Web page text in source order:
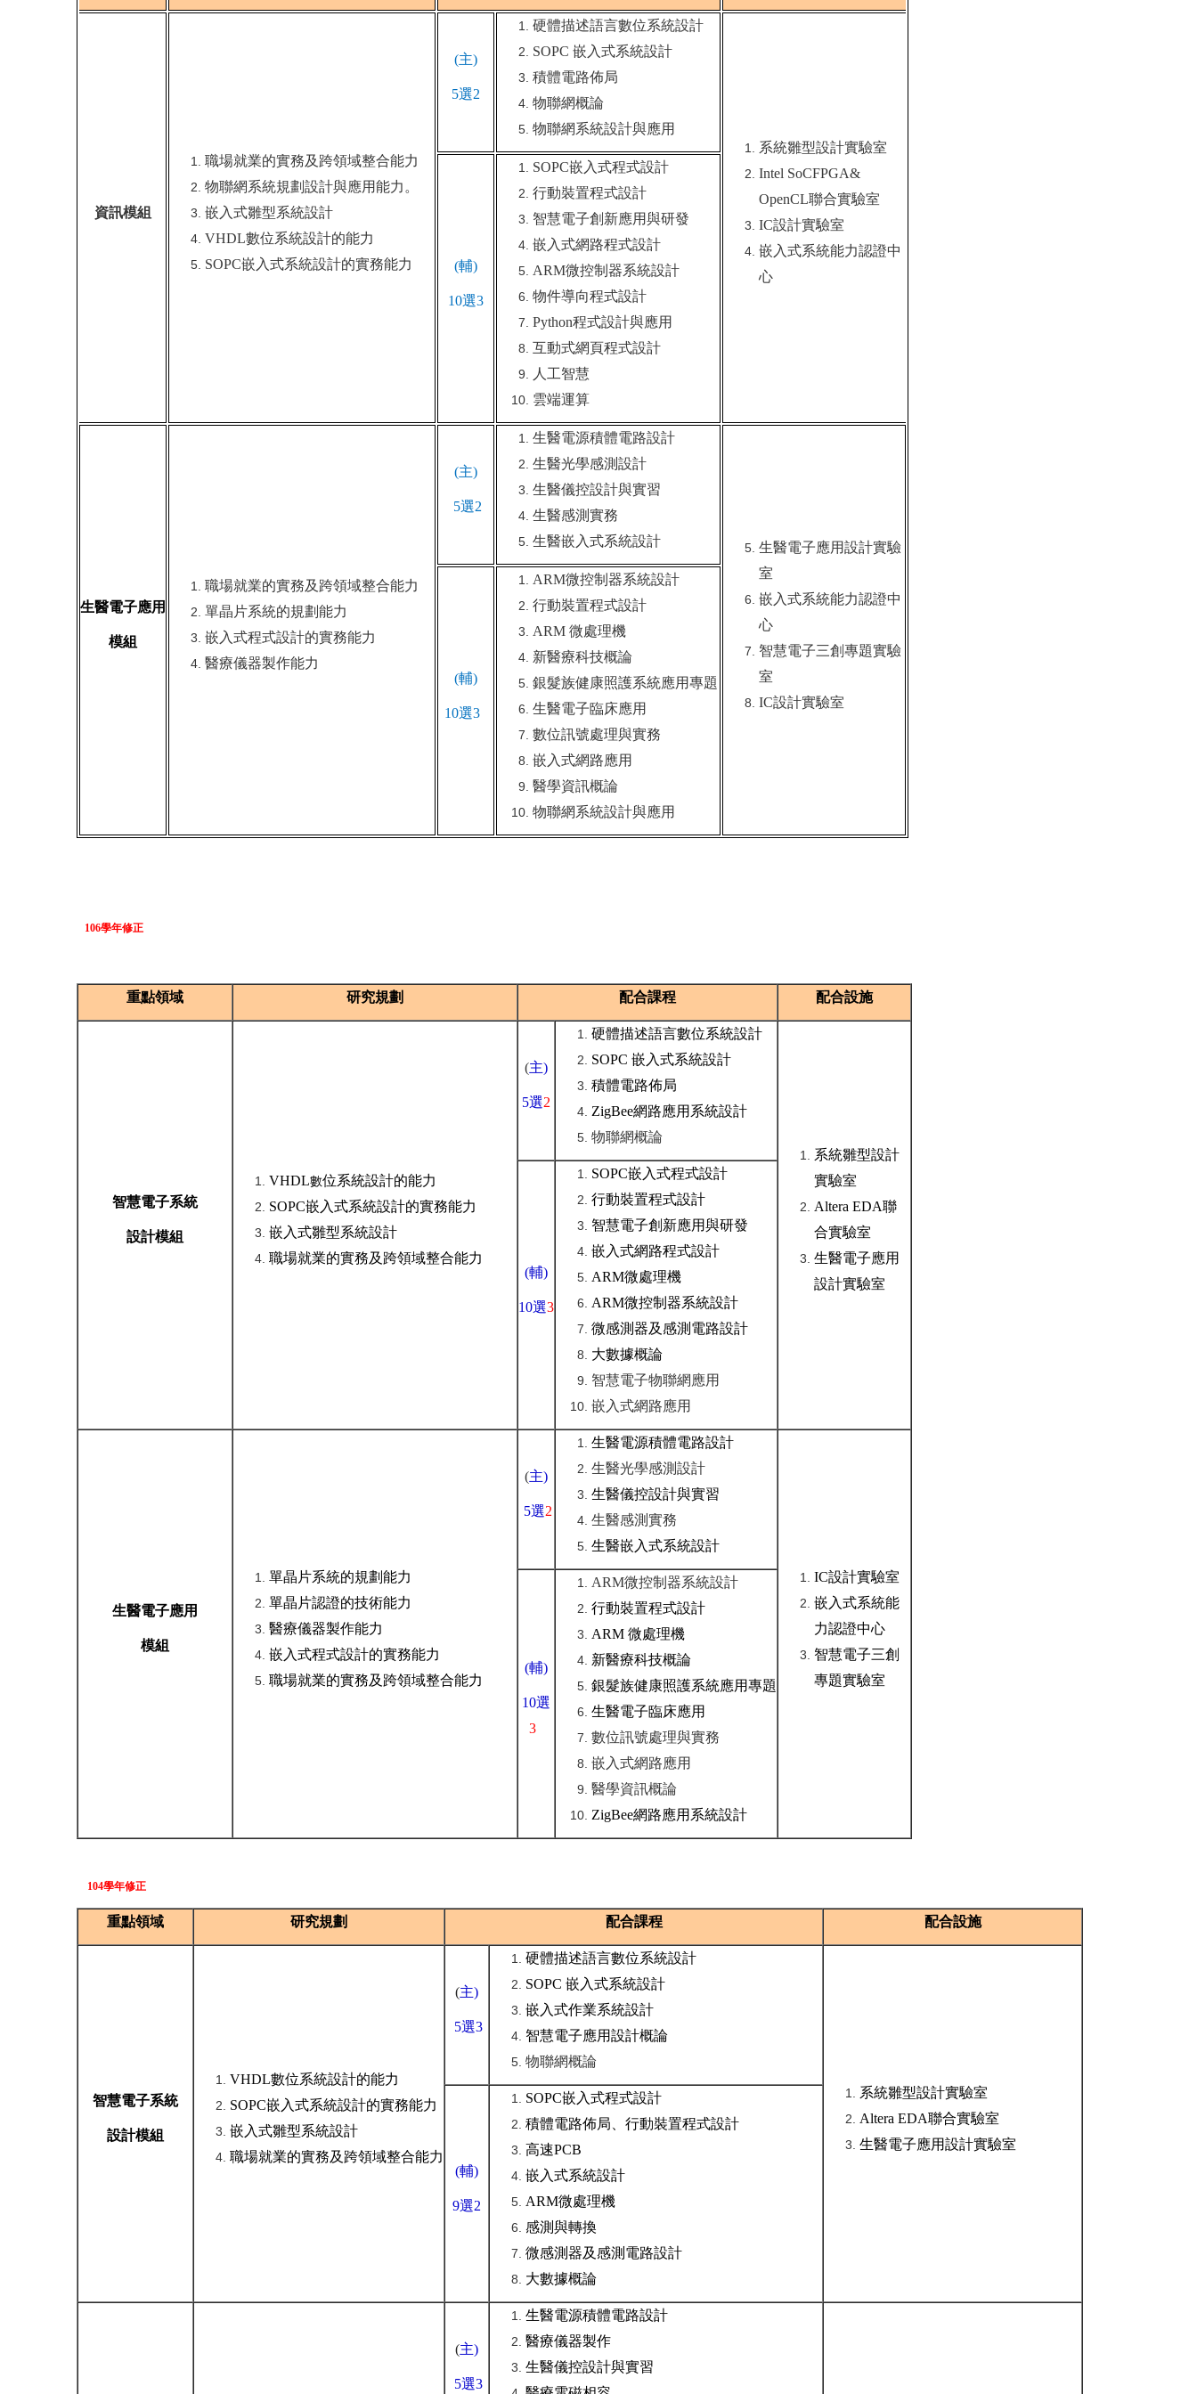
資訊模組
職場就業的實務及跨領域整合能力
物聯網系統規劃設計與應用能力。
嵌入式雛型系統設計
VHDL數位系統設計的能力
SOPC嵌入式系統設計的實務能力
(主)
5選2
硬體描述語言數位系統設計
SOPC 嵌入式系統設計
積體電路佈局
物聯網概論
物聯網系統設計與應用
系統雛型設計實驗室
Intel SoCFPGA&
OpenCL聯合實驗室
IC設計實驗室
嵌入式系統能力認證中
心
(輔)
10選3
SOPC嵌入式程式設計
行動裝置程式設計
智慧電子創新應用與研發
嵌入式網路程式設計
ARM微控制器系統設計
物件導向程式設計
Python程式設計與應用
互動式網頁程式設計
人工智慧
雲端運算
生醫電子應用
模組
職場就業的實務及跨領域整合能力
單晶片系統的規劃能力
嵌入式程式設計的實務能力
醫療儀器製作能力
(主)
5選2
生醫電源積體電路設計
生醫光學感測設計
生醫儀控設計與實習
生醫感測實務
生醫嵌入式系統設計
生醫電子應用設計實驗
室
嵌入式系統能力認證中
心
智慧電子三創專題實驗
室
IC設計實驗室
(輔)
10選3
ARM微控制器系統設計
行動裝置程式設計
ARM 微處理機
新醫療科技概論
銀髮族健康照護系統應用專題
生醫電子臨床應用
數位訊號處理與實務
嵌入式網路應用
醫學資訊概論
物聯網系統設計與應用
106學年修正
重點領域 研究規劃 配合課程 配合設施
智慧電子系統
設計模組
VHDL數位系統設計的能力
SOPC嵌入式系統設計的實務能力
嵌入式雛型系統設計
職場就業的實務及跨領域整合能力
(主)
5選2
硬體描述語言數位系統設計
SOPC 嵌入式系統設計
積體電路佈局
ZigBee網路應用系統設計
物聯網概論
系統雛型設計
實驗室
Altera EDA聯
合實驗室
生醫電子應用
設計實驗室
(輔)
10選3
SOPC嵌入式程式設計
行動裝置程式設計
智慧電子創新應用與研發
嵌入式網路程式設計
ARM微處理機
ARM微控制器系統設計
微感測器及感測電路設計
大數據概論
智慧電子物聯網應用
嵌入式網路應用
生醫電子應用
模組
單晶片系統的規劃能力
單晶片認證的技術能力
醫療儀器製作能力
嵌入式程式設計的實務能力
職場就業的實務及跨領域整合能力
(主)
5選2
生醫電源積體電路設計
生醫光學感測設計
生醫儀控設計與實習
生醫感測實務
生醫嵌入式系統設計
IC設計實驗室
嵌入式系統能
力認證中心
智慧電子三創
專題實驗室
(輔)
10選
3
ARM微控制器系統設計
行動裝置程式設計
ARM 微處理機
新醫療科技概論
銀髮族健康照護系統應用專題
生醫電子臨床應用
數位訊號處理與實務
嵌入式網路應用
醫學資訊概論
ZigBee網路應用系統設計
104學年修正
重點領域 研究規劃 配合課程 配合設施
智慧電子系統
設計模組
VHDL數位系統設計的能力
SOPC嵌入式系統設計的實務能力
嵌入式雛型系統設計
職場就業的實務及跨領域整合能力
(主)
5選3
硬體描述語言數位系統設計
SOPC 嵌入式系統設計
嵌入式作業系統設計
智慧電子應用設計概論
物聯網概論
系統雛型設計實驗室
Altera EDA聯合實驗室
生醫電子應用設計實驗室
(輔)
9選2
SOPC嵌入式程式設計
積體電路佈局、行動裝置程式設計
高速PCB
嵌入式系統設計
ARM微處理機
感測與轉換
微感測器及感測電路設計
大數據概論
(主)
5選3
生醫電源積體電路設計
醫療儀器製作
生醫儀控設計與實習